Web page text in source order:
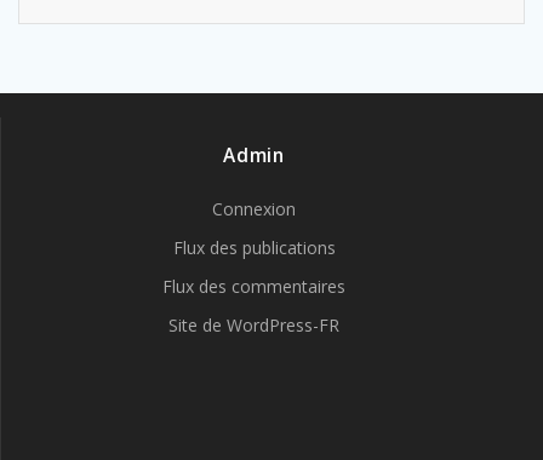
Admin
Connexion
Flux des publications
Flux des commentaires
Site de WordPress-FR